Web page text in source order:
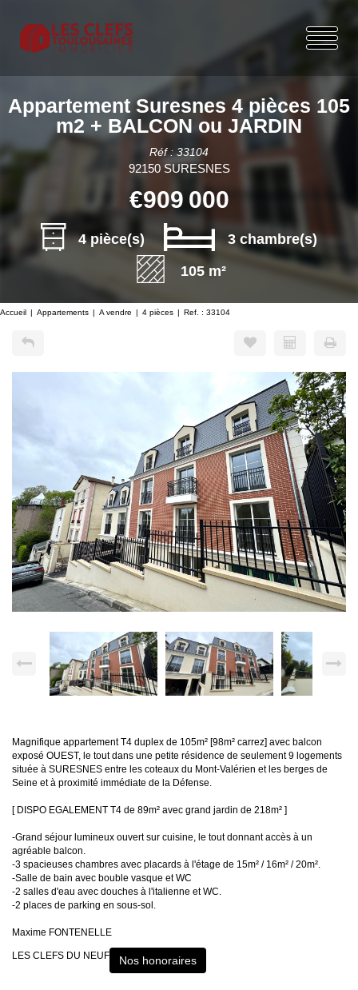
Appartement Suresnes 4 pièces 105
m2 + BALCON ou JARDIN
Réf : 33104
92150 SURESNES
€909 000
4 pièce(s)
3 chambre(s)
105 m²
Accueil Appartements A vendre 4 pièces Ref. : 33104
Magnifique appartement T4 duplex de 105m² [98m² carrez] avec balcon
exposé OUEST, le tout dans une petite résidence de seulement 9 logements
située à SURESNES entre les coteaux du Mont-Valérien et les berges de
Seine et à proximité immédiate de la Défense.
[ DISPO EGALEMENT T4 de 89m² avec grand jardin de 218m² ]
-Grand séjour lumineux ouvert sur cuisine, le tout donnant accès à un
agréable balcon.
-3 spacieuses chambres avec placards à l'étage de 15m² / 16m² / 20m².
-Salle de bain avec bouble vasque et WC
-2 salles d'eau avec douches à l'italienne et WC.
-2 places de parking en sous-sol.
Maxime FONTENELLE
LES CLEFS DU NEUF Nos honoraires